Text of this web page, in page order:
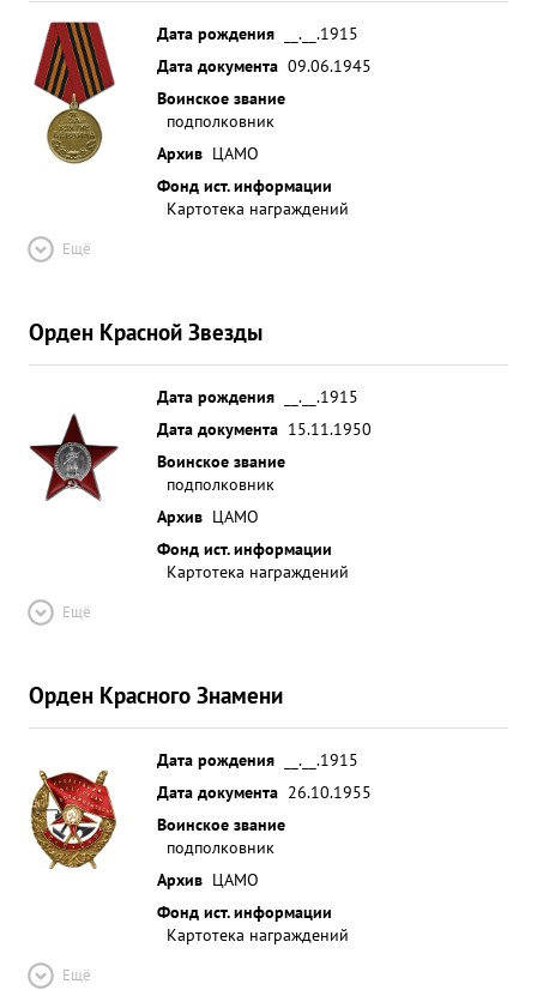
Дата рождения
__.__.1915
Дата документа 09.06.1945
Воинское звание
подполковник
Архив ЦАМО
Фонд ист. информации
Картотека награждений
Ещё
Орден Красной Звезды
Дата рождения
__.__.1915
Дата документа 15.11.1950
Воинское звание
подполковник
Архив ЦАМО
Фонд ист. информации
Картотека награждений
Ещё
Орден Красного Знамени
Дата рождения
__.__.1915
Дата документа 26.10.1955
Воинское звание
подполковник
Архив ЦАМО
Фонд ист. информации
Картотека награждений
Ещё